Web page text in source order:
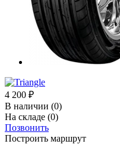
4 200 ₽
В наличии (0)
На складе (0)
Позвонить
Построить маршрут